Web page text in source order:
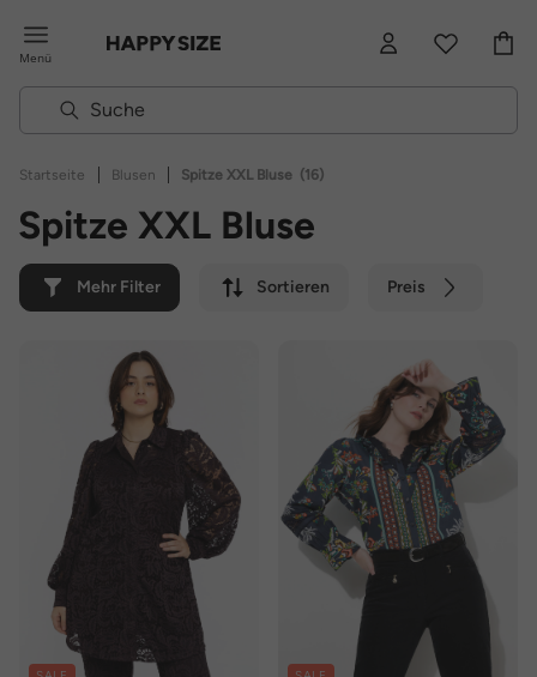
Menü
Startseite | Blusen | Spitze XXL Bluse (16)
Spitze XXL Bluse
Mehr Filter Sortieren Preis